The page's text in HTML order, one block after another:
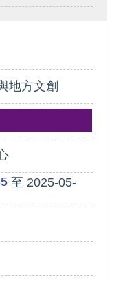
地方文創
至 2025-05-